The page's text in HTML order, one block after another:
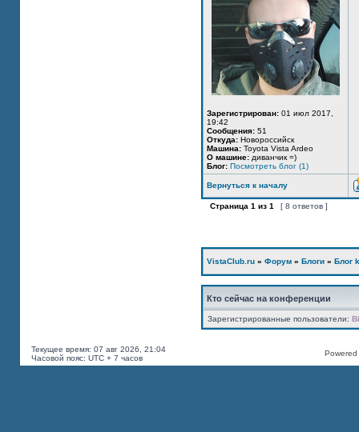
Зарегистрирован: 01 июл 2017,
19:42
Сообщения: 51
Откуда: Новороссийск
Машина: Toyota Vista Ardeo
О машине: диванчик =)
Блог: Посмотреть блог (1)
Вернуться к началу
Страница 1 из 1 [ 8 ответов ]
VistaClub.ru » Форум » Блоги » Блог
Кто сейчас на конференции
Зарегистрированные пользователи:
Текущее время: 07 авг 2026, 21:04
Часовой пояс: UTC + 7 часов